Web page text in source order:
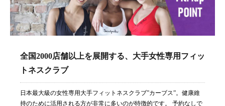
全国2000店舗以上を展開する、大手女性専用フィッ
トネスクラブ
日本最大級の女性専用大手フィットネスクラブ”カーブス”。健康維
持のために活用される方が非常に多いのが特徴的です。 予約なしで